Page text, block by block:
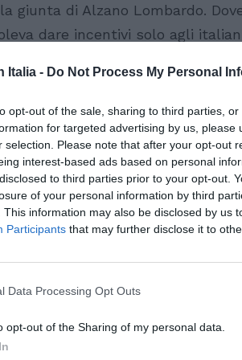
Italia - Do Not Process My Personal
opt-out of the sale, sharing to third parties,
for targeted advertising by us, please
selection. Please note that after your opt-out
interest-based ads based on personal
to third parties prior to your opt-out.
of your personal information by third
This information may also be disclosed by us
Participants that may further disclose it to
Data Processing Opt Outs
opt-out of the Sharing of my personal data.
giunta di Alzano Lombardo.
dare incentivi solo agli
le politiche dell’immigrazione
è logico. Fa però un
dei leghisti in un
la diplomazia
pubblicatoun cablogramma
2010 dal consolato americano
divergenti di integrazione nel
di Torino di ammettere
anche le seconde
italiana.
cosa succede ad Alzano